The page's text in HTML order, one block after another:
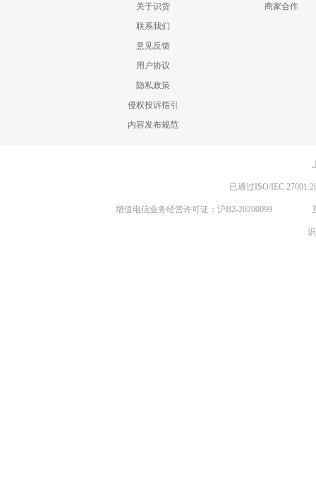
关于识货
联系我们
意见反馈
用户协议
隐私政策
侵权投诉指引
内容发布规范
商家合作
已通过ISO/IEC
增值电信业务经营许可证：沪B2-20200099